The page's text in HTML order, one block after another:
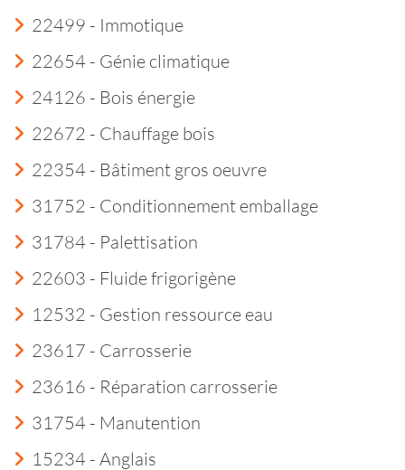
22499 - Immotique
22654 - Génie climatique
24126 - Bois énergie
22672 - Chauffage bois
22354 - Bâtiment gros oeuvre
31752 - Conditionnement emballage
31784 - Palettisation
22603 - Fluide frigorigène
12532 - Gestion ressource eau
23617 - Carrosserie
23616 - Réparation carrosserie
31754 - Manutention
15234 - Anglais